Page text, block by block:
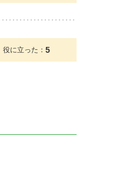
役に立った： 5